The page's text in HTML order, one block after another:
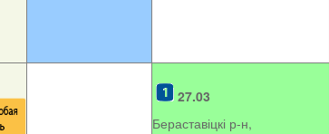
27.03
Бераставіцкі р-н,